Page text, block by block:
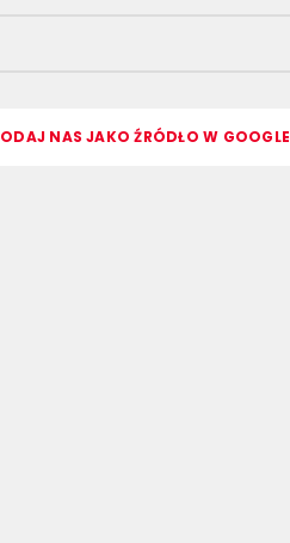
NAS JAKO ŹRÓDŁO W GOOGLE